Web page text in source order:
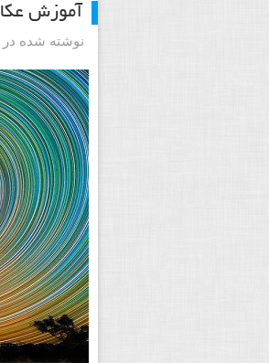
آموزش
نوشته شده در ۹ فروردین ۱۳۹۷